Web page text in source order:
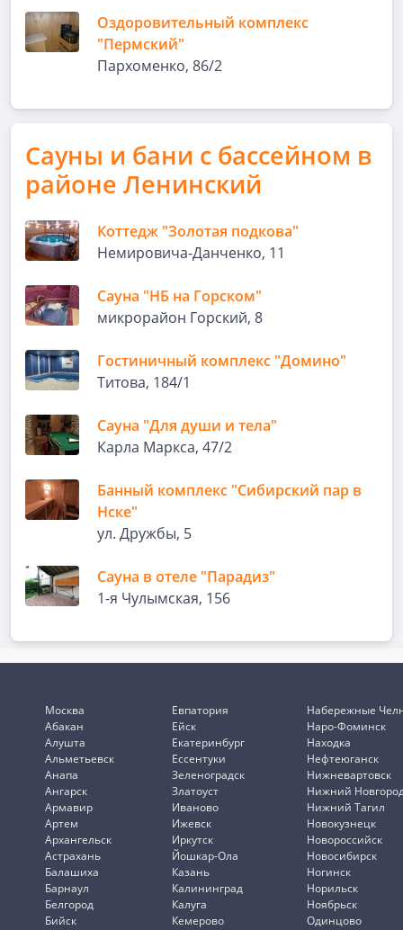
Оздоровительный комплекс
"Пермский"
Пархоменко, 86/2
Сауны и бани с бассейном в
районе Ленинский
Коттедж "Золотая подкова"
Немировича-Данченко, 11
Сауна "НБ на Горском"
микрорайон Горский, 8
Гостиничный комплекс "Домино"
Титова, 184/1
Сауна "Для души и тела"
Карла Маркса, 47/2
Банный комплекс "Сибирский пар в
Нске"
ул. Дружбы, 5
Сауна в отеле "Парадиз"
1-я Чулымская, 156
Москва
Абакан
Алушта
Альметьевск
Анапа
Ангарск
Армавир
Артем
Архангельск
Астрахань
Балашиха
Барнаул
Белгород
Бийск
Евпатория
Ейск
Екатеринбург
Ессентуки
Зеленоградск
Златоуст
Иваново
Ижевск
Иркутск
Йошкар-Ола
Казань
Калининград
Калуга
Кемерово
Набережные
Наро-Фоминск
Находка
Нефтеюганск
Нижневартовск
Нижний
Нижний Тагил
Новокузнецк
Новороссийск
Новосибирск
Ногинск
Норильск
Ноябрьск
Одинцово